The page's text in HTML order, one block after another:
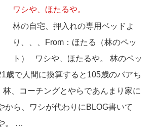
ワシや、ほたるや。
林の自宅、押入れの専用ベッドよ
り、、、From：ほたる（林のペッ
ト） ワシや、ほたるや。 林のペッ
歳で人間に換算すると105歳のバアち
、コーチングとやらであんまり家に
から、ワシが代わりにBLOG書いて
。 …